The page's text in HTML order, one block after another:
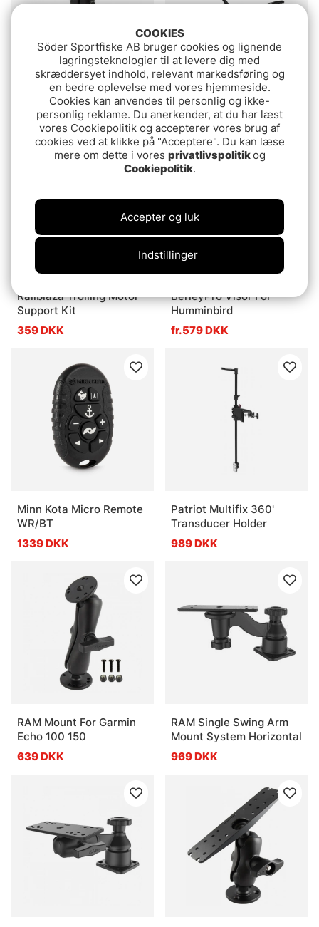
RAM Universal Marine
Electronic Mount 6 1/4''
X 2''
729 DKK
Fladen rod holder Boat
99.90 DKK
Railblaza Trolling Motor
Support Kit
359 DKK
BerleyPro Visor For
Humminbird
fr.579 DKK
Minn Kota Micro Remote
WR/BT
1339 DKK
Patriot Multifix 360'
Transducer Holder
989 DKK
RAM Mount For Garmin
Echo 100 150
639 DKK
RAM Single Swing Arm
Mount System Horizontal
969 DKK
COOKIES
Söder Sportfiske AB bruger cookies og lignende
lagringsteknologier til at levere dig med
skræddersyet indhold, relevant markedsføring og
en bedre oplevelse med vores hjemmeside.
Cookies kan anvendes til personlig og ikke-
personlig reklame. Du anerkender, at du har læst
vores Cookiepolitik og accepterer vores brug af
cookies ved at klikke på "Acceptere". Du kan læse
mere om dette i vores privatlivspolitikog
Cookiepolitik.
Indstillinger
Accepter og luk